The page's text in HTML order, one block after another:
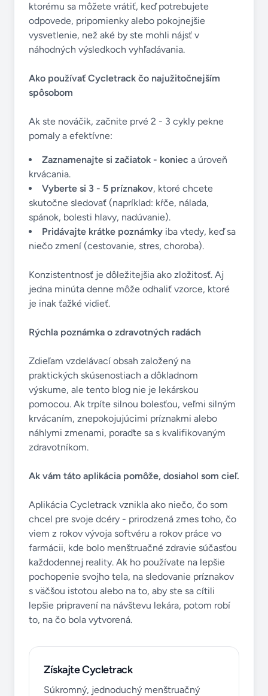
ktorému sa môžete vrátiť, keď potrebujete
odpovede, pripomienky alebo pokojnejšie
vysvetlenie, než aké by ste mohli nájsť v
náhodných výsledkoch vyhľadávania.
Ako používať Cycletrack čo najužitočnejším
spôsobom
Ak ste nováčik, začnite prvé 2 - 3 cykly pekne
pomaly a efektívne:
Zaznamenajte si začiatok - koniec a úroveň
krvácania.
Vyberte si 3 - 5 príznakov, ktoré chcete
skutočne sledovať (napríklad: kŕče, nálada,
spánok, bolesti hlavy, nadúvanie).
Pridávajte krátke poznámky iba vtedy, keď sa
niečo zmení (cestovanie, stres, choroba).
Konzistentnosť je dôležitejšia ako zložitosť. Aj
jedna minúta denne môže odhaliť vzorce, ktoré
je inak ťažké vidieť.
Rýchla poznámka o zdravotných radách
Zdieľam vzdelávací obsah založený na
praktických skúsenostiach a dôkladnom
výskume, ale tento blog nie je lekárskou
pomocou. Ak trpíte silnou bolesťou, veľmi silným
krvácaním, znepokojujúcimi príznakmi alebo
náhlymi zmenami, poraďte sa s kvalifikovaným
zdravotníkom.
Ak vám táto aplikácia pomôže, dosiahol som cieľ.
Aplikácia Cycletrack vznikla ako niečo, čo som
chcel pre svoje dcéry - prirodzená zmes toho, čo
viem z rokov vývoja softvéru a rokov práce vo
farmácii, kde bolo menštruačné zdravie súčasťou
každodennej reality. Ak ho používate na lepšie
pochopenie svojho tela, na sledovanie príznakov
s väčšou istotou alebo na to, aby ste sa cítili
lepšie pripravení na návštevu lekára, potom robí
to, na čo bola vytvorená.
Získajte Cycletrack
Súkromný, jednoduchý menštruačný